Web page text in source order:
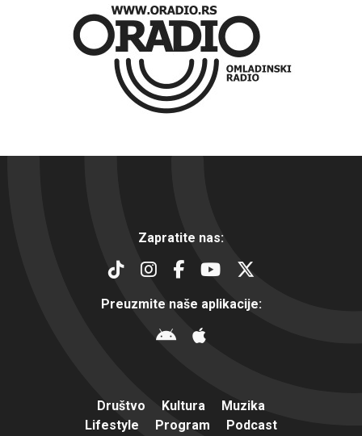
Zapratite nas:
Preuzmite naše aplikacije:
Društvo Kultura
Muzika
Lifestyle
Program
Podcast